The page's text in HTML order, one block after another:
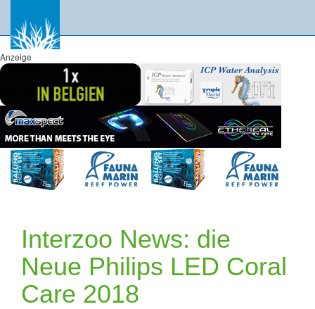
Anzeige
Interzoo News: die
Neue Philips LED Coral
Care 2018